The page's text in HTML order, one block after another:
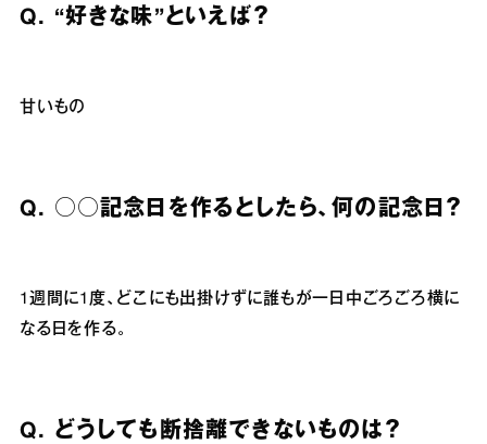
Q. “好きな味”といえば？
甘いもの
Q. ○○記念日を作るとしたら、何の記念日？
1週間に1度、どこにも出掛けずに誰もが一日中ごろごろ横に
なる日を作る。
Q. どうしても断捨離できないものは？